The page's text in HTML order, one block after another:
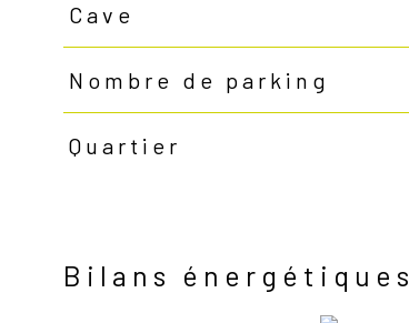
Cave
Nombre de parking
Quartier
Bilans énergétiques